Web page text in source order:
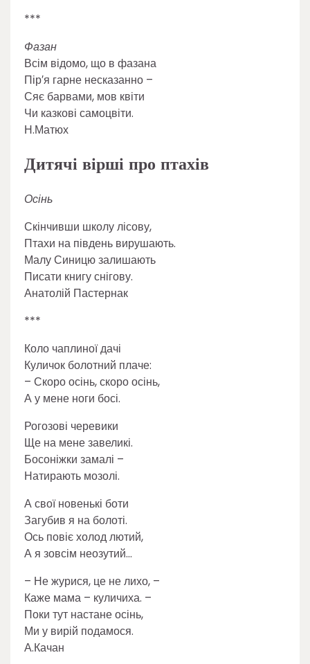
***
Фазан
Всім відомо, що в фазана
Пір′я гарне несказанно –
Сяє барвами, мов квіти
Чи казкові самоцвіти.
Н.Матюх
Дитячі вірші про птахів
Осінь
Скінчивши школу лісову,
Птахи на південь вирушають.
Малу Синицю залишають
Писати книгу снігову.
Анатолій Пастернак
***
Коло чаплиної дачі
Куличок болотний плаче:
– Скоро осінь, скоро осінь,
А у мене ноги босі.
Рогозові черевики
Ще на мене завеликі.
Босоніжки замалі –
Натирають мозолі.
А свої новенькі боти
Загубив я на болоті.
Ось повіє холод лютий,
А я зовсім неозутий…
– Не журися, це не лихо, –
Каже мама – куличиха. –
Поки тут настане осінь,
Ми у вирій подамося.
А.Качан